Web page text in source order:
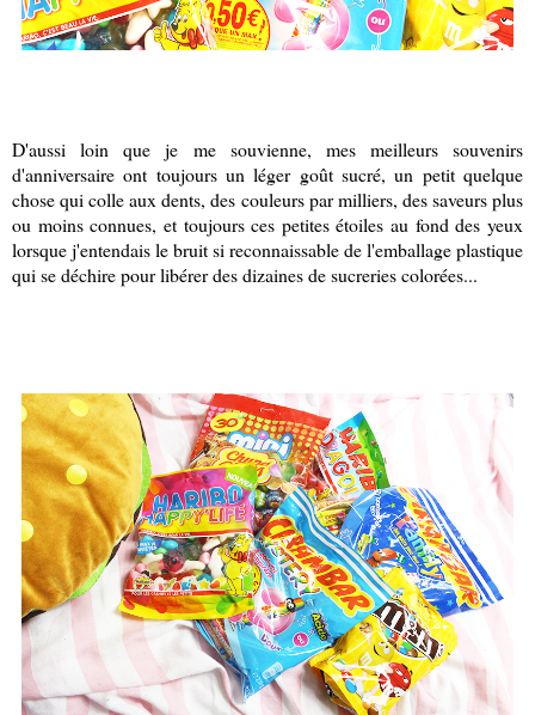
D'aussi loin que je me souvienne, mes meilleurs souvenirs
d'anniversaire ont toujours un léger goût sucré, un petit quelque
chose qui colle aux dents, des couleurs par milliers, des saveurs plus
ou moins connues, et toujours ces petites étoiles au fond des yeux
lorsque j'entendais le bruit si reconnaissable de l'emballage plastique
qui se déchire pour libérer des dizaines de sucreries colorées...